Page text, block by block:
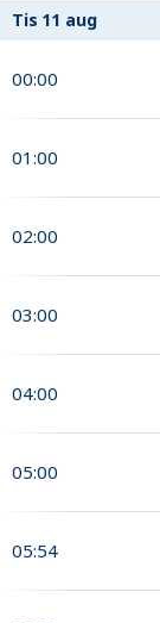
Tis 11 aug
00:00
01:00
02:00
03:00
04:00
05:00
05:54